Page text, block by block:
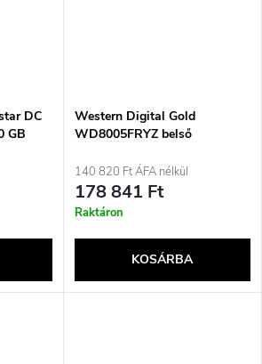
DC
GB
Western Digital Gold
WD8005FRYZ belső
Serial ATA III
140 820 Ft ÁFA nélkül
178 841 Ft
Raktáron
KOSÁRBA